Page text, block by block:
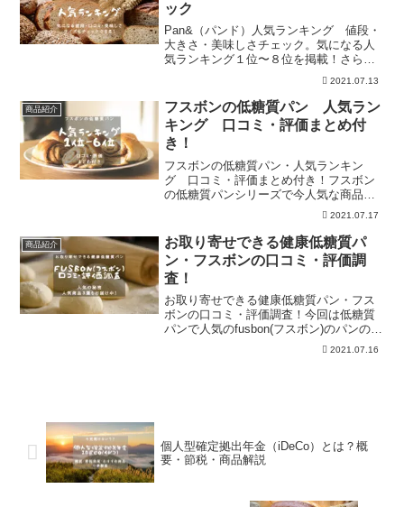
ック
Pan&（パンド）人気ランキング 値段・
大きさ・美味しさチェック。気になる人
気ランキング１位〜８位を掲載！さらに
は初回限定のお得な詰め合わせセットの
情報も！？Pan&（パンド）のパンのサイ
ズなども包み隠さず全て掲載！
2021.07.13
商品紹介
フスボンの低糖質パン 人気ラン
キング 口コミ・評価まとめ付
き！
フスボンの低糖質パン・人気ランキン
グ 口コミ・評価まとめ付き！フスボン
の低糖質パンシリーズで今人気な商品を
１位〜６位まで口コミ付きでまとめてみ
ました。また、初回限定で送料無料の低
糖質パンセットなども販売されています
ので、是非ご覧ください！
2021.07.17
商品紹介
お取り寄せできる健康低糖質パ
ン・フスボンの口コミ・評価調
査！
お取り寄せできる健康低糖質パン・フス
ボンの口コミ・評価調査！今回は低糖質
パンで人気のfusbon(フスボン)のパンの口
コミ評価調査を行いました。良い評判も
2021.07.16
個人型確定拠出年金（iDeCo）とは？概
要・節税・商品解説